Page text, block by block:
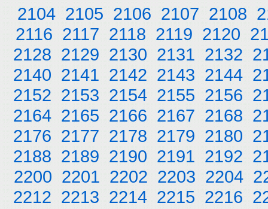
2104 2105 2106 2107 2108
2116 2117 2118 2119 2120
2128 2129 2130 2131 2132
2140 2141 2142 2143 2144
2152 2153 2154 2155 2156
2164 2165 2166 2167 2168
2176 2177 2178 2179 2180
2188 2189 2190 2191 2192
2200 2201 2202 2203 2204
2212 2213 2214 2215 2216